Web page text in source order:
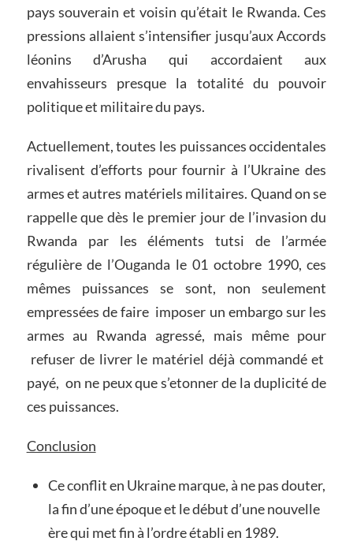
pays souverain et voisin qu’était le Rwanda. Ces
pressions allaient s’intensifier jusqu’aux Accords
léonins d’Arusha qui accordaient aux
envahisseurs presque la totalité du pouvoir
politique et militaire du pays.
Actuellement, toutes les puissances occidentales
rivalisent d’efforts pour fournir à l’Ukraine des
armes et autres matériels militaires. Quand on se
rappelle que dès le premier jour de l’invasion du
Rwanda par les éléments tutsi de l’armée
régulière de l’Ouganda le 01 octobre 1990, ces
mêmes puissances se sont, non seulement
empressées de faire imposer un embargo sur les
armes au Rwanda agressé, mais même pour
refuser de livrer le matériel déjà commandé et
payé, on ne peux que s’etonner de la duplicité de
ces puissances.
Conclusion
Ce conflit en Ukraine marque, à ne pas douter,
la fin d’une époque et le début d’une nouvelle
ère qui met fin à l’ordre établi en 1989.